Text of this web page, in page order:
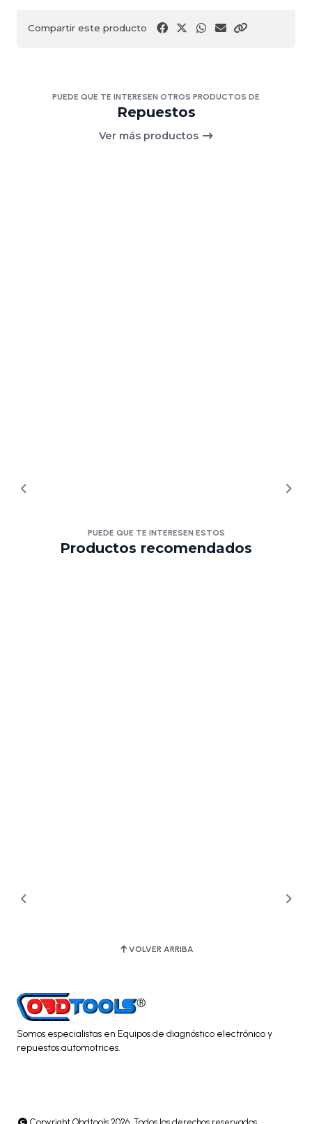
Compartir este producto
PUEDE QUE TE INTERESEN OTROS PRODUCTOS DE
Repuestos
Ver más productos
PUEDE QUE TE INTERESEN ESTOS
Productos recomendados
VOLVER ARRIBA
Somos especialistas en Equipos de diagnóstico electrónico y
repuestos automotrices.